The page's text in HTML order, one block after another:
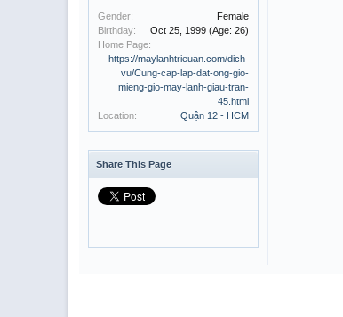
Gender:
Female
Birthday:
Oct 25, 1999 (Age: 26)
Home Page:
https://maylanhtrieuan.com/dich-
vu/Cung-cap-lap-dat-ong-gio-
mieng-gio-may-lanh-giau-tran-
45.html
Location:
Quận 12 - HCM
Share This Page